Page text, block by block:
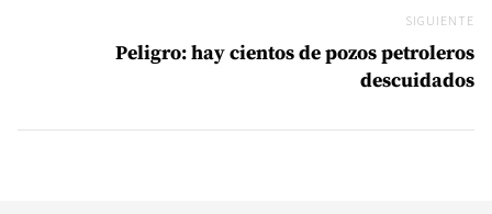
SIGUIENTE
Peligro: hay cientos de pozos petroleros
descuidados